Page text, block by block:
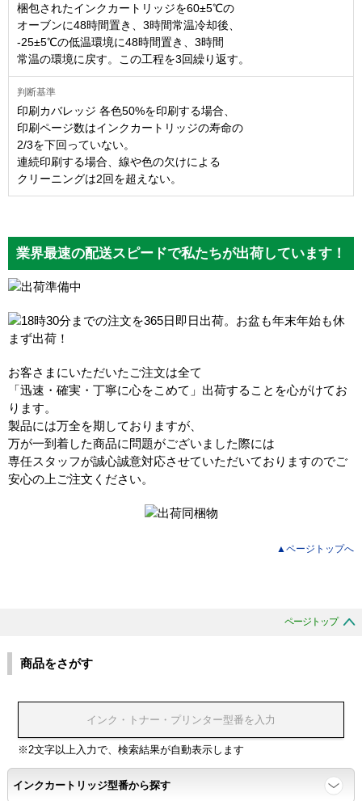
梱包されたインクカートリッジを60±5℃の
オーブンに48時間置き、3時間常温冷却後、
-25±5℃の低温環境に48時間置き、3時間
常温の環境に戻す。この工程を3回繰り返す。
印刷カバレッジ 各色50%を印刷する場合、
印刷ページ数はインクカートリッジの寿命の
2/3を下回っていない。
連続印刷する場合、線や色の欠けによる
クリーニングは2回を超えない。
業界最速の配送スピードで私たちが出荷しています！
お客さまにいただいたご注文は全て
「迅速・確実・丁寧に心をこめて」出荷することを心がけてお
ります。
製品には万全を期しておりますが、
万が一到着した商品に問題がございました際には
専任スタッフが誠心誠意対応させていただいておりますのでご
安心の上ご注文ください。
▲ページトップへ
ページトップ
商品をさがす
※2文字以上入力で、検索結果が自動表示します
インクカートリッジ型番から探す